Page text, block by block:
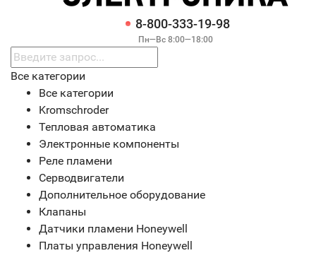
8-800-333-19-98
Пн—Вс 8:00—18:00
Все категории
Все категории
Kromschroder
Тепловая автоматика
Электронные компоненты
Реле пламени
Серводвигатели
Дополнительное оборудование
Клапаны
Датчики пламени Honeywell
Платы управления Honeywell